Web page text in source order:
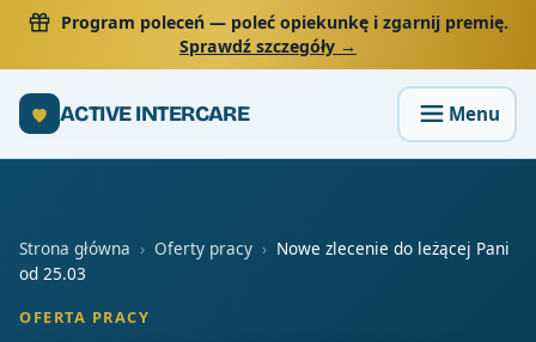
Program poleceń— poleć opiekunkę i zgarnij premię.
Sprawdź szczegóły →
ACTIVE INTERCARE
Strona główna › Oferty pracy › Nowe zlecenie do leżącej Pani
od 25.03
OFERTA PRACY